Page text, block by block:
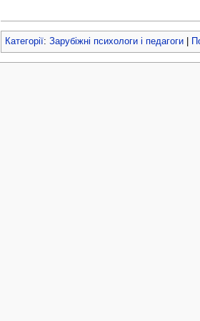
Категорії: Зарубіжні психологи і педагоги|